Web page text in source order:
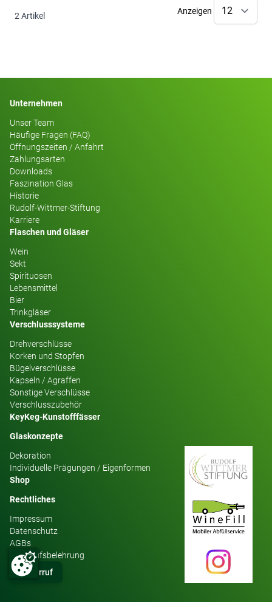
2 Artikel Anzeigen
Unternehmen
Unser Team
Häufige Fragen (FAQ)
Öffnungszeiten / Anfahrt
Zahlungsarten
Downloads
Faszination Glas
Historie
Rudolf-Wittmer-Stiftung
Karriere
Flaschen und Gläser
Wein
Sekt
Spirituosen
Lebensmittel
Bier
Trinkgläser
Verschlusssysteme
Drehverschlüsse
Korken und Stopfen
Bügelverschlüsse
Kapseln / Agraffen
Sonstige Verschlüsse
Verschlusszubehör
KeyKeg-Kunstofffässer
Glaskonzepte
Dekoration
Individuelle Prägungen / Eigenformen
Shop
Rechtliches
Impressum
Datenschutz
AGBs
Widerrufsbelehrung
Widerruf